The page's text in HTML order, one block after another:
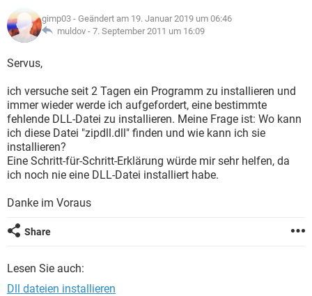
FACEBOOK HARDWARE
WINDOWS 10 INSTAGRAM
WHATSAPP
FACEBOOK
ANDROID IOS
FACEBOOK HARDWARE
LEXIKON
SPIELE
ANDROID
WINDOWS 10 INSTAGRAM
WHATSAPP TIKTOK
FACEBOOK HARDWARE
gimp03 - Geändert am 19. Januar 2019 um 06:46
muldov - 7. September 2011 um 16:09
Servus,
ich versuche seit 2 Tagen ein Programm zu installieren und
immer wieder werde ich aufgefordert, eine bestimmte
fehlende DLL-Datei zu installieren. Meine Frage ist: Wo kann
ich diese Datei "zipdll.dll" finden und wie kann ich sie
installieren?
Eine Schritt-für-Schritt-Erklärung würde mir sehr helfen, da
ich noch nie eine DLL-Datei installiert habe.
Danke im Voraus
Share
Lesen Sie auch:
Dll dateien installieren